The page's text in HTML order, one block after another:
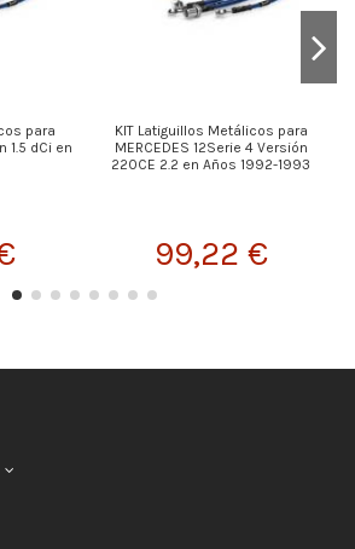
para
1.5 dCi en
KIT Latiguillos Metálicos para
MERCEDES 12Serie 4 Versión
220CE 2.2 en Años 1992-1993
99,22 €